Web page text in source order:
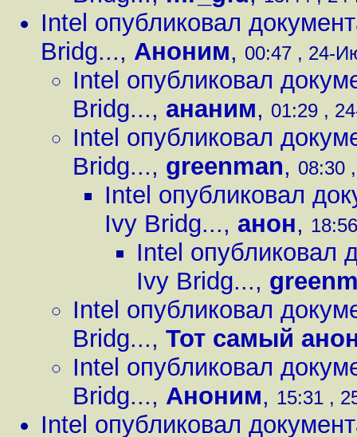
Intel опубликовал
Bridg..., Аноним, 00:47 , 24-
Intel опубликовал
Bridg..., ананим, 01:29 ,
Intel опубликовал
Bridg..., greenman, 08:30
Intel опубликовал
Ivy Bridg..., анон,
Intel опубликовал
Ivy Bridg...,
Intel опубликовал
Bridg..., Тот самый
Intel опубликовал
Bridg..., Аноним, 15:31 ,
Intel опубликовал